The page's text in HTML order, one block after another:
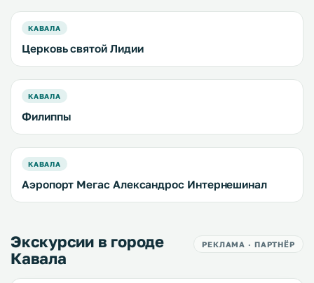
КАВАЛА
Церковь святой Лидии
КАВАЛА
Филиппы
КАВАЛА
Аэропорт Мегас Александрос Интернешинал
Экскурсии в городе
Кавала
РЕКЛАМА · ПАРТНЁР